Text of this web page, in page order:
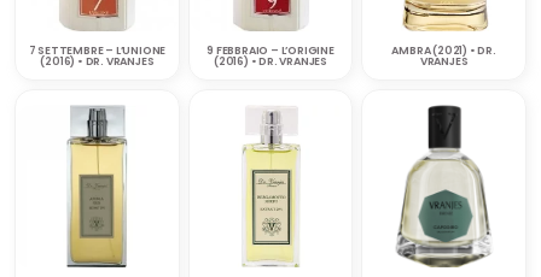
7 SETTEMBRE – L’UNIONE
(2016) • DR. VRANJES
9 FEBBRAIO – L’ORIGINE
(2016) • DR. VRANJES
AMBRA (2021) • DR.
VRANJES